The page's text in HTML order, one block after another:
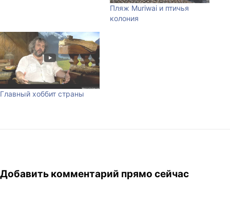
Пляж Muriwai и птичья
колония
Главный хоббит страны
Добавить комментарий прямо сейчас